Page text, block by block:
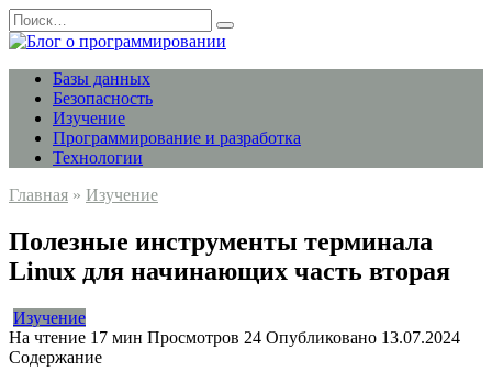
Перейти
к
содержанию
Search
for:
Базы данных
Безопасность
Изучение
Программирование и разработка
Технологии
Главная » Изучение
Полезные инструменты терминала
Linux для начинающих часть вторая
Изучение
На чтение 17 мин Просмотров 24 Опубликовано 13.07.2024
Содержание